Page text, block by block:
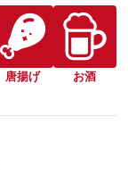
唐揚げ お酒